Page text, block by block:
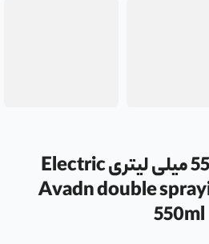
تفنگ آبپاش 550 میلی لیتری Electric
Avadn double
550ml